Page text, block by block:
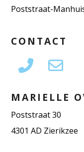
Poststraat-
CONTACT
MARIELLE
Poststraat 30
4301 AD Zierikzee